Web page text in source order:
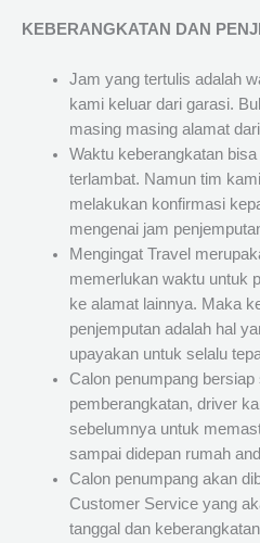
KEBERANGKATAN DAN
Jam yang tertulis adalah
kami keluar dari garasi.
masing masing alamat
Waktu keberangkatan
terlambat. Namun tim
melakukan konfirmasi
mengenai jam
Mengingat Travel
memerlukan waktu untuk
ke alamat lainnya. Maka
penjemputan adalah hal
upayakan untuk selalu
Calon penumpang
pemberangkatan, driver
sebelumnya untuk
sampai didepan rumah
Calon penumpang akan
Customer Service yang
tanggal dan